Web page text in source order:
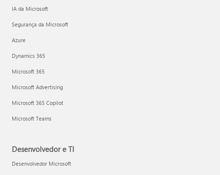
IA da Microsoft
Segurança da Microsoft
Azure
Dynamics 365
Microsoft 365
Microsoft Advertising
Microsoft 365 Copilot
Microsoft Teams
Desenvolvedor e TI
Desenvolvedor Microsoft